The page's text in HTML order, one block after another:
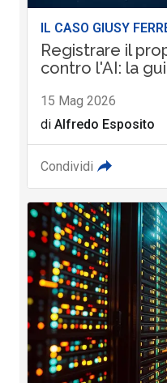
IL CASO GIUSY
Registrare il
contro l'AI: la
15 Mag 2026
di Alfredo Esposito
Condividi